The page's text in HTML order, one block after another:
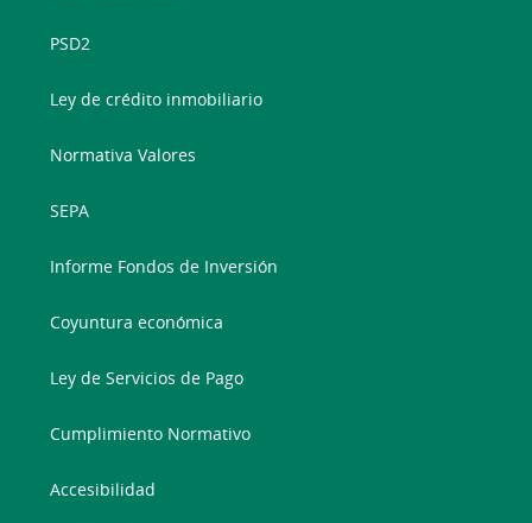
PSD2
Ley de crédito inmobiliario
Normativa Valores
SEPA
Informe Fondos de Inversión
Coyuntura económica
Ley de Servicios de Pago
Cumplimiento Normativo
Accesibilidad